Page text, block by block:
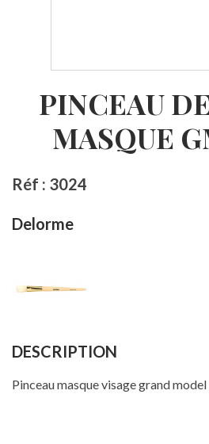
PINCEAU
MASQUE
Réf : 3024
Delorme
DESCRIPTION
Pinceau masque visage grand